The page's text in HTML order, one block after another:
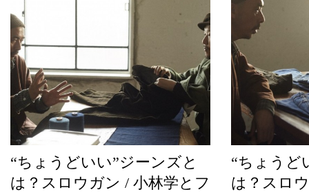
“ちょうどいい”ジーンズと
は？スロウガン / 小林学とフ
“ちょうど
は？スロ